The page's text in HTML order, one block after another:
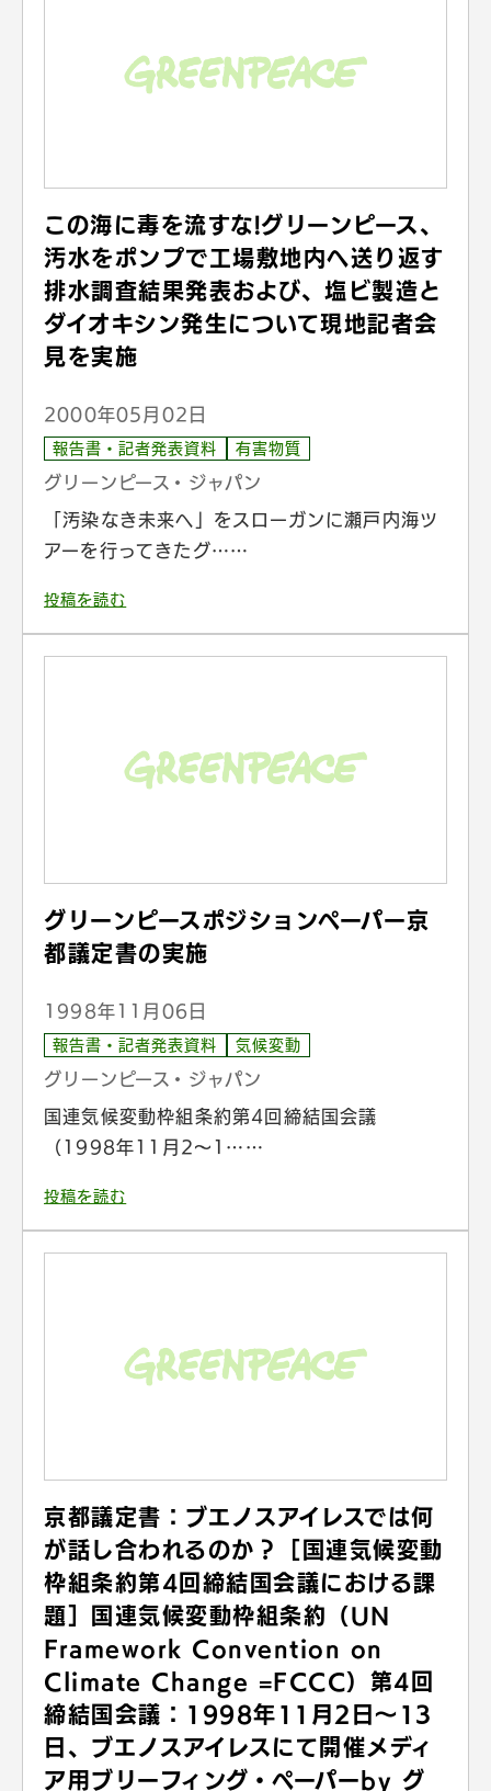
この海に毒を流すな!グリーンピース、
汚水をポンプで工場敷地内へ送り返す
排水調査結果発表および、塩ビ製造と
ダイオキシン発生について現地記者会
見を実施
2000年05月02日
報告書・記者発表資料 有害物質
グリーンピース・ジャパン
「汚染なき未来へ」をスローガンに瀬戸内海ツ
アーを行ってきたグ……
投稿を読む
グリーンピースポジションペーパー京
都議定書の実施
1998年11月06日
報告書・記者発表資料 気候変動
グリーンピース・ジャパン
国連気候変動枠組条約第4回締結国会議
（1998年11月2～1……
投稿を読む
京都議定書：ブエノスアイレスでは何
が話し合われるのか？［国連気候変動
枠組条約第4回締結国会議における課
題］国連気候変動枠組条約（UN
Framework Convention on
Climate Change =FCCC）第4回
締結国会議：1998年11月2日～13
日、ブエノスアイレスにて開催メディ
ア用ブリーフィング・ペーパーby グ